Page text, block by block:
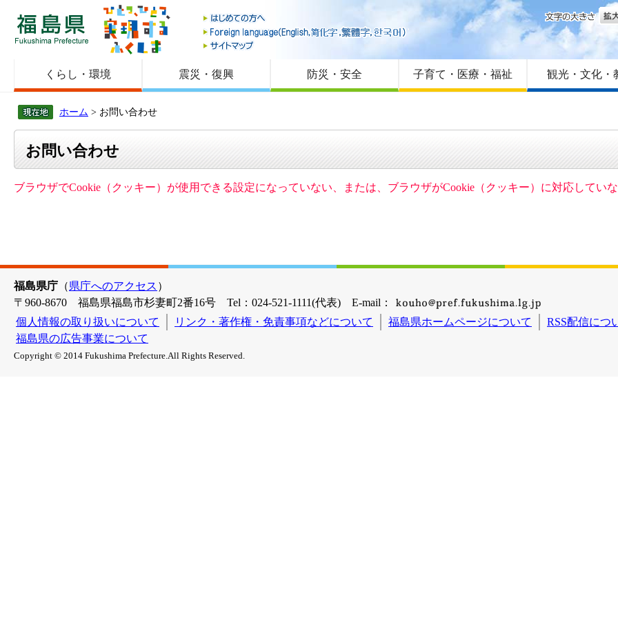
福島県
はじめての方へ
Foreign language
サイトマップ
文字
くらし・環境 震災・復興 防災・安全 子育て・医療・福祉 観光・文化・
ホーム > お問い合わせ
お問い合わせ
ブラウザでCookie（クッキー）が使用できる設定になっていない、または、ブラウザがCookie（クッキー）に対応してい
福島県庁 （県庁へのアクセス ）
〒960-8670 福島県福島市杉妻町2番16号 Tel：024-521-1111(代表) E-mail：
個人情報の取り扱いについて
リンク・著作権・免責事項などについて 福島県ホームページについて
RSS配信につ
福島県の広告事業について
Copyright © 2014 Fukushima Prefecture.All Rights Reserved.